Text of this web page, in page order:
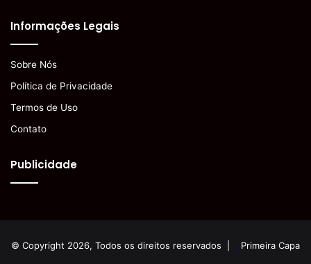
Informações Legais
Sobre Nós
Política de Privacidade
Termos de Uso
Contato
Publicidade
© Copyright 2026, Todos os direitos reservados | Primeira Capa